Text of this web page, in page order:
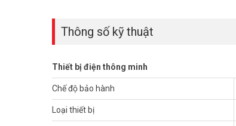
Giải pháp màn hình tương tác cho
Kết Nối Không Dây Và Họp Online
Màn hình tương tác không dây cho doanh
thu âm 8m tích hợp sẵn, không cần mua
phòng họp thông minh tại Vũ Hoàng Telecom
Hệ thống chạy Android, cài ứng dụng từ CH Play
Thông số kỹ thuật
Thiết bị điện thông minh
Chế độ bảo hành
Loại thiết bị